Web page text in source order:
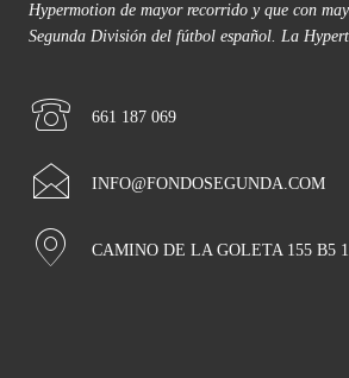
Hypermotion de mayor recorrido y que con
Segunda División del fútbol español. La
661 187 069
INFO@FONDOSEGUNDA.COM
CAMINO DE LA GOLETA 155 B5